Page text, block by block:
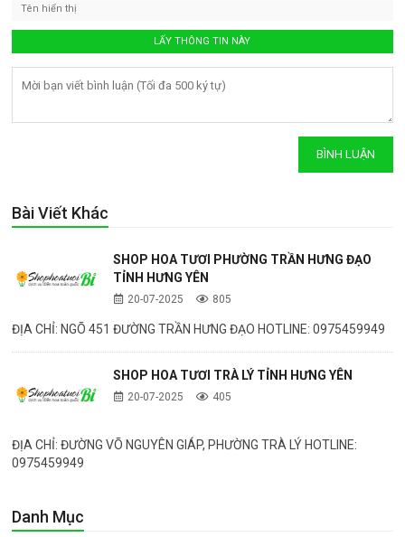
Bài Viết Khác
SHOP HOA TƯƠI PHƯỜNG TRẦN HƯNG ĐẠO
TỈNH HƯNG YÊN
20-07-2025 805
ĐỊA CHỈ: NGÕ 451 ĐƯỜNG TRẦN HƯNG ĐẠO HOTLINE: 0975459949
SHOP HOA TƯƠI TRÀ LÝ TỈNH HƯNG YÊN
20-07-2025 405
ĐỊA CHỈ: ĐƯỜNG VÕ NGUYÊN GIÁP, PHƯỜNG TRÀ LÝ HOTLINE:
0975459949
Danh Mục